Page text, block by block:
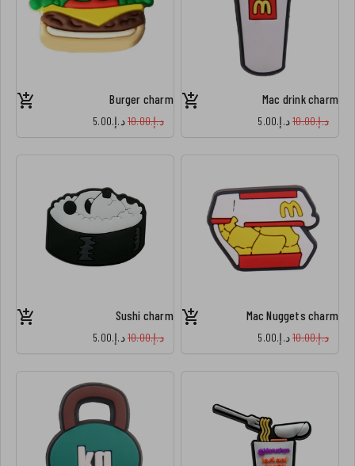
Mac drink charm
د.إ.‏10.00 د.إ.‏5.00
Burger charm
د.إ.‏10.00 د.إ.‏5.00
Mac Nuggets charm
د.إ.‏10.00 د.إ.‏5.00
Sushi charm
د.إ.‏10.00 د.إ.‏5.00